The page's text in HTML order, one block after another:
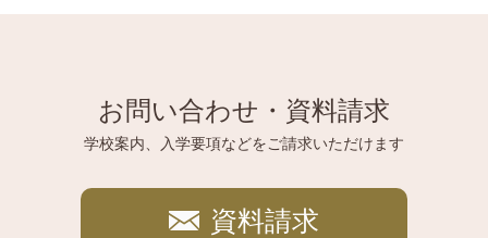
お問い合わせ・資料請求
学校案内、入学要項などをご請求いただけます
資料請求